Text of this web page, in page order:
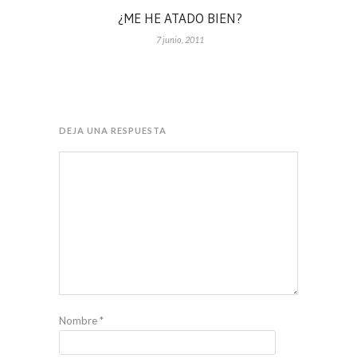
¿ME HE ATADO BIEN?
7 junio, 2011
DEJA UNA RESPUESTA
Nombre*